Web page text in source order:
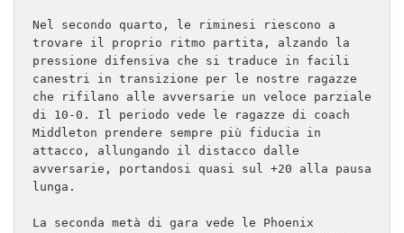
Nel secondo quarto, le riminesi riescono a
trovare il proprio ritmo partita, alzando la
pressione difensiva che si traduce in facili
canestri in transizione per le nostre ragazze
che rifilano alle avversarie un veloce parziale
di 10-0. Il periodo vede le ragazze di coach
Middleton prendere sempre più fiducia in
attacco, allungando il distacco dalle
avversarie, portandosi quasi sul +20 alla pausa
lunga.
La seconda metà di gara vede le Phoenix